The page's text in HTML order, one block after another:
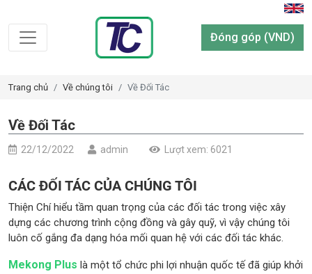
Đóng góp (VND)
Trang chủ Về chúng tôi Về Đối Tác
Về Đối Tác
22/12/2022 admin Lượt xem: 6021
CÁC ĐỐI TÁC CỦA CHÚNG TÔI
Thiện Chí hiểu tầm quan trọng của các đối tác trong việc xây
dựng các chương trình cộng đồng và gây quỹ, vì vậy chúng tôi
luôn cố gắng đa dạng hóa mối quan hệ với các đối tác khác.
Mekong Plus là một tổ chức phi lợi nhuận quốc tế đã giúp khởi